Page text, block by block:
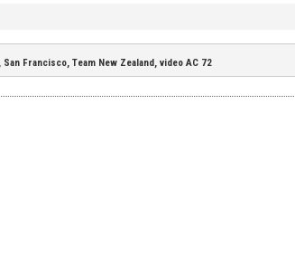
Francisco, Team New Zealand, video AC 72